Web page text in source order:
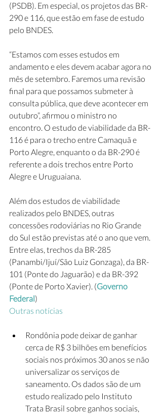
(PSDB). Em especial, os projetos das BR-
290 e 116, que estão em fase de estudo
pelo BNDES.
“Estamos com esses estudos em
andamento e eles devem acabar agora no
mês de setembro. Faremos uma revisão
final para que possamos submeter à
consulta pública, que deve acontecer em
outubro”, afirmou o ministro no
encontro. O estudo de viabilidade da BR-
116 é para o trecho entre Camaquã e
Porto Alegre, enquanto o da BR-290 é
referente a dois trechos entre Porto
Alegre e Uruguaiana.
Além dos estudos de viabilidade
realizados pelo BNDES, outras
concessões rodoviárias no Rio Grande
do Sul estão previstas até o ano que vem.
Entre elas, trechos da BR-285
(Panambi/Ijuí/São Luiz Gonzaga), da BR-
101 (Ponte do Jaguarão) e da BR-392
(Ponte de Porto Xavier). (Governo
Federal)
Outras notícias
Rondônia pode deixar de ganhar
cerca de R$ 3 bilhões em benefícios
sociais nos próximos 30 anos se não
universalizar os serviços de
saneamento. Os dados são de um
estudo realizado pelo Instituto
Trata Brasil sobre ganhos sociais,